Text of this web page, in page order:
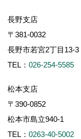
長野支店
〒381-0032
長野市若宮2丁目13-
TEL： 026-254-5585
松本支店
〒390-0852
松本市島立940-1
TEL： 0263-40-5002